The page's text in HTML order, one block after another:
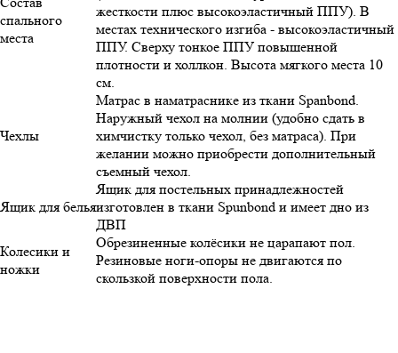
спального
места
жесткости плюс высокоэластичный ППУ). В
местах технического изгиба - высокоэластичный
ППУ. Сверху тонкое ППУ повышенной
плотности и холлкон. Высота мягкого места 10
см.
Чехлы
Матрас в наматраснике из ткани Spanbond.
Наружный чехол на молнии (удобно сдать в
химчистку только чехол, без матраса). При
желании можно приобрести дополнительный
съемный чехол.
Ящик для белья
Ящик для постельных принадлежностей
изготовлен в ткани Spunbond и имеет дно из
ДВП
Колесики и
ножки
Обрезиненные колёсики не царапают пол.
Резиновые ноги-опоры не двигаются по
скользкой поверхности пола.